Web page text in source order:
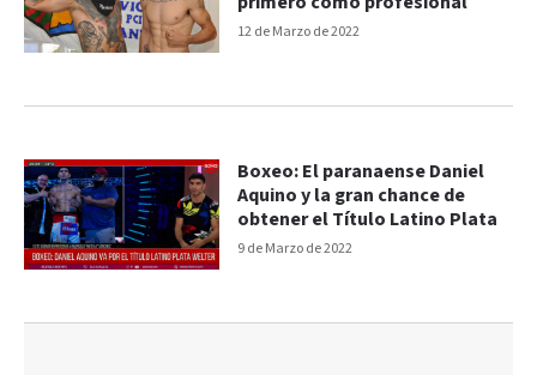
12 de Marzo de 2022
9 de Marzo de 2022
Boxeo: El paranaense Daniel
Aquino y la gran chance de
obtener el Título Latino Plata